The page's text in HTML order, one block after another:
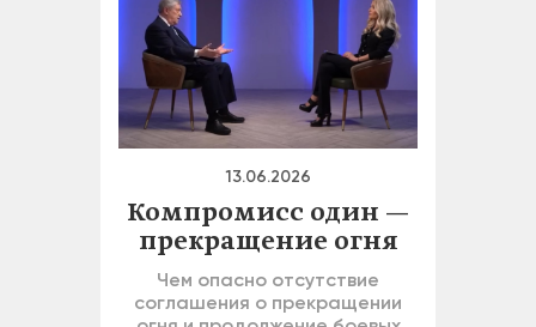
13.06.2026
Компромисс один —
прекращение огня
Чем опасно отсутствие
соглашения о прекращении